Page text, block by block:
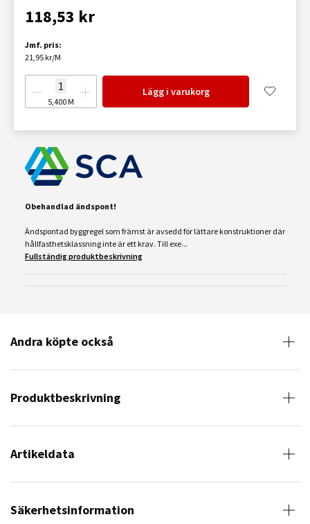
118,53 kr
Jmf. pris:
21,95 kr/M
5,400 M
Lägg i varukorg
Obehandlad ändspont!
Ändspontad byggregel som främst är avsedd för lättare konstruktioner där
hållfasthetsklassning inte är ett krav. Till exe...
Fullständig produktbeskrivning
Andra köpte också
Produktbeskrivning
Artikeldata
Säkerhetsinformation